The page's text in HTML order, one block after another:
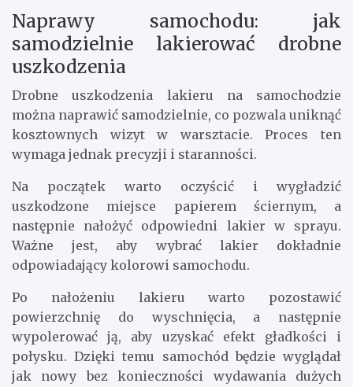
Naprawy samochodu: jak
samodzielnie lakierować drobne
uszkodzenia
Drobne uszkodzenia lakieru na samochodzie
można naprawić samodzielnie, co pozwala uniknąć
kosztownych wizyt w warsztacie. Proces ten
wymaga jednak precyzji i staranności.
Na początek warto oczyścić i wygładzić
uszkodzone miejsce papierem ściernym, a
następnie nałożyć odpowiedni lakier w sprayu.
Ważne jest, aby wybrać lakier dokładnie
odpowiadający kolorowi samochodu.
Po nałożeniu lakieru warto pozostawić
powierzchnię do wyschnięcia, a następnie
wypolerować ją, aby uzyskać efekt gładkości i
połysku. Dzięki temu samochód będzie wyglądał
jak nowy bez konieczności wydawania dużych